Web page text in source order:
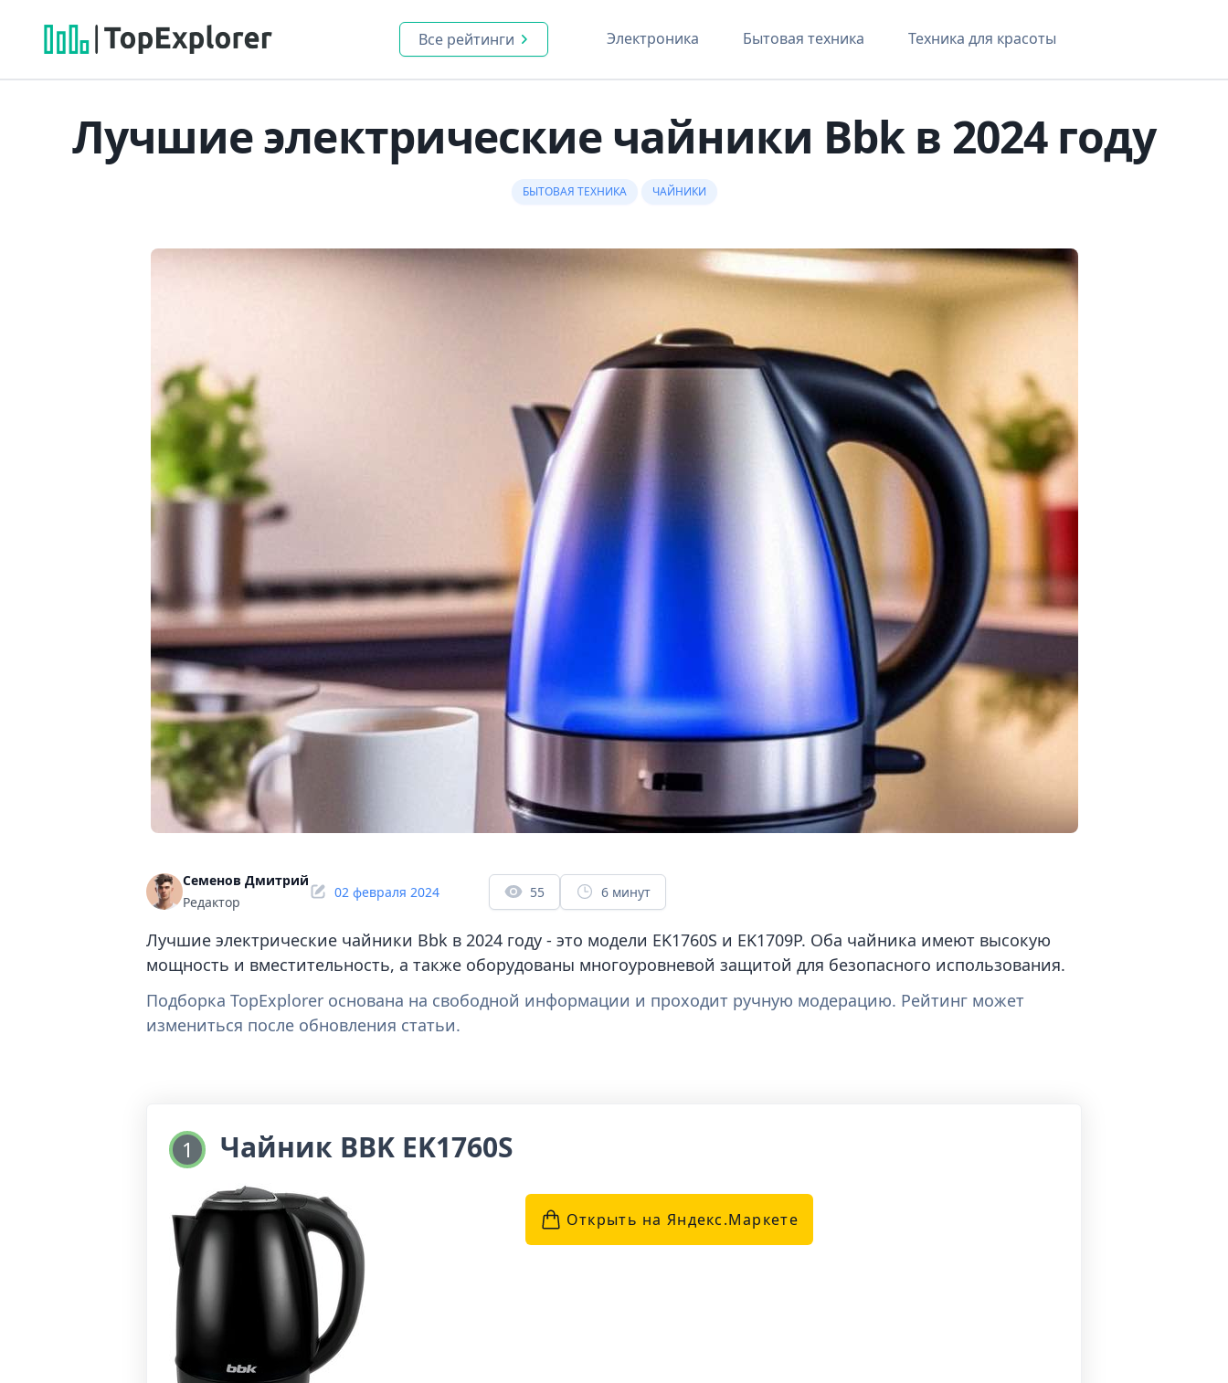
Все рейтинги Электроника Бытовая техника Техника для красоты
Лучшие электрические чайники Bbk в 2024 году
БЫТОВАЯ ТЕХНИКА ЧАЙНИКИ
Семенов Дмитрий
Редактор
02 февраля 2024 55 6 минут
Лучшие электрические чайники Bbk в 2024 году - это модели EK1760S и EK1709P. Оба чайника имеют высокую
мощность и вместительность, а также оборудованы многоуровневой защитой для безопасного использования.
Подборка TopExplorer основана на свободной информации и проходит ручную модерацию. Рейтинг может
измениться после обновления статьи.
1 Чайник BBK EK1760S
Открыть на Яндекс.Маркетe